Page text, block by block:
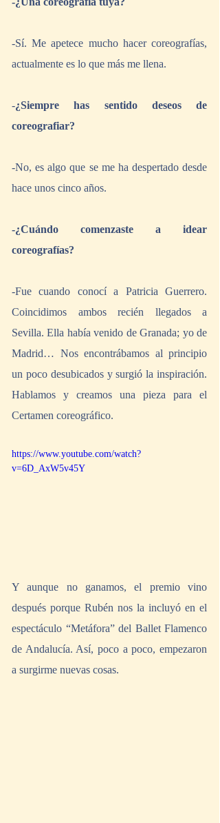
-Sí. Me apetece mucho hacer coreografías,
actualmente es lo que más me llena.
-¿Siempre has sentido deseos de
coreografiar?
-No, es algo que se me ha despertado desde
hace unos cinco años.
-¿Cuándo comenzaste a idear
coreografías?
-Fue cuando conocí a Patricia Guerrero.
Coincidimos ambos recién llegados a
Sevilla. Ella había venido de Granada; yo de
Madrid… Nos encontrábamos al principio
un poco desubicados y surgió la inspiración.
Hablamos y creamos una pieza para el
Certamen coreográfico.
https://www.youtube.com/watch?
v=6D_AxW5v45Y
Y aunque no ganamos, el premio vino
después porque Rubén nos la incluyó en el
espectáculo “Metáfora” del Ballet Flamenco
de Andalucía. Así, poco a poco, empezaron
a surgirme nuevas cosas.